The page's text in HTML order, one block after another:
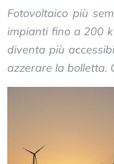
Fotovoltaico più
impianti fino a 200
diventa più
azzerare la bolletta.